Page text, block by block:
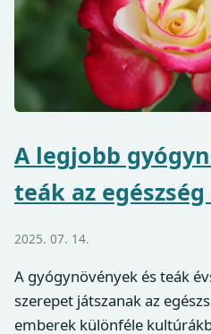
A legjobb
teák az
2025. 07. 14.
A gyógynövények és teák
szerepet játszanak az
emberek különféle